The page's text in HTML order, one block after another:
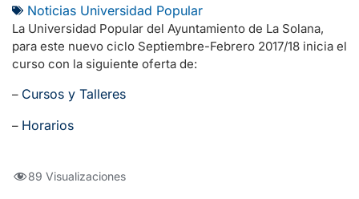
Noticias Universidad Popular
La Universidad Popular del Ayuntamiento de La Solana,
para este nuevo ciclo Septiembre-Febrero 2017/18 inicia el
curso con la siguiente oferta de:
– Cursos y Talleres
– Horarios
89 Visualizaciones